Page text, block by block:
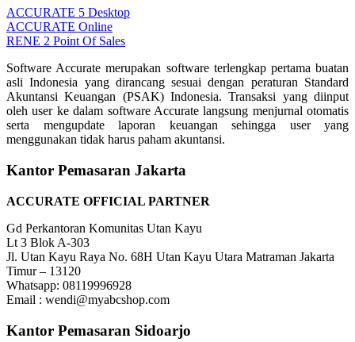
ACCURATE 5 Desktop
ACCURATE Online
RENE 2 Point Of Sales
Software Accurate merupakan software terlengkap pertama buatan
asli Indonesia yang dirancang sesuai dengan peraturan Standard
Akuntansi Keuangan (PSAK) Indonesia. Transaksi yang diinput
oleh user ke dalam software Accurate langsung menjurnal otomatis
serta mengupdate laporan keuangan sehingga user yang
menggunakan tidak harus paham akuntansi.
Kantor Pemasaran Jakarta
ACCURATE OFFICIAL PARTNER
Gd Perkantoran Komunitas Utan Kayu
Lt 3 Blok A-303
Jl. Utan Kayu Raya No. 68H Utan Kayu Utara Matraman Jakarta
Timur – 13120
Whatsapp: 08119996928
Email : wendi@myabcshop.com
Kantor Pemasaran Sidoarjo